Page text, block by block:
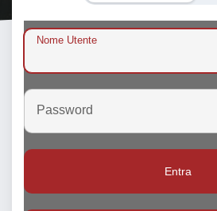
Nome Utente
Password
Entra